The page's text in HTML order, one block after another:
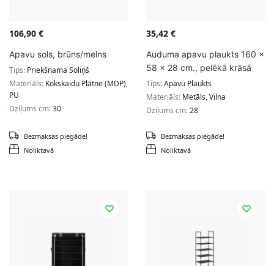
106,90 €
Apavu sols, brūns/melns
Tips: Priekšnama Soliņš
Materiāls: Kokskaidu Plātne (MDP),
PU
Dziļums cm:30
Noliktavā
Bezmaksas piegāde!
35,42 €
Auduma apavu plaukts 160 x
58 x 28 cm., pelēkā krāsā
Tips:Apavu Plaukts
Materiāls: Metāls, Vilna
Dziļums cm:28
Noliktavā
Bezmaksas piegāde!